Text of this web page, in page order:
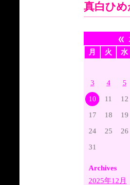
真白ひめ
月
火 水
3 4 5
10 11 12
17 18 19
24 25 26
31
Archives
2025年12月